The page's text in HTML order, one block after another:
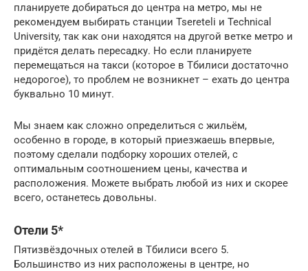
планируете добираться до центра на метро, мы не
рекомендуем выбирать станции Tsereteli и Technical
University, так как они находятся на другой ветке метро и
придётся делать пересадку. Но если планируете
перемещаться на такси (которое в Тбилиси достаточно
недорогое), то проблем не возникнет – ехать до центра
буквально 10 минут.
Мы знаем как сложно определиться с жильём,
особенно в городе, в который приезжаешь впервые,
поэтому сделали подборку хороших отелей, с
оптимальным соотношением цены, качества и
расположения. Можете выбрать любой из них и скорее
всего, останетесь довольны.
Отели 5*
Пятизвёздочных отелей в Тбилиси всего 5.
Большинство из них расположены в центре, но